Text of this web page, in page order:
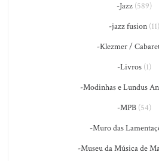
-Jazz(589)
-jazz fusion(11)
-Klezmer /
-Livros(1)
-Modinhas e Lundus
-MPB(54)
-Muro das
-Museu da Música de